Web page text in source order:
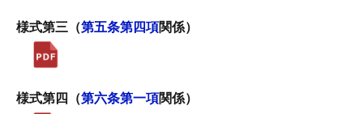
様式第三（第五条第四項関係）
様式第四（第六条第一項関係）